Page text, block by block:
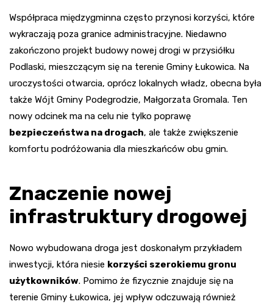
Współpraca międzygminna często przynosi korzyści, które
wykraczają poza granice administracyjne. Niedawno
zakończono projekt budowy nowej drogi w przysiółku
Podlaski, mieszczącym się na terenie Gminy Łukowica. Na
uroczystości otwarcia, oprócz lokalnych władz, obecna była
także Wójt Gminy Podegrodzie, Małgorzata Gromala. Ten
nowy odcinek ma na celu nie tylko poprawę
bezpieczeństwa na drogach, ale także zwiększenie
komfortu podróżowania dla mieszkańców obu gmin.
Znaczenie nowej
infrastruktury drogowej
Nowo wybudowana droga jest doskonałym przykładem
inwestycji, która niesie korzyści szerokiemu gronu
użytkowników. Pomimo że fizycznie znajduje się na
terenie Gminy Łukowica, jej wpływ odczuwają również